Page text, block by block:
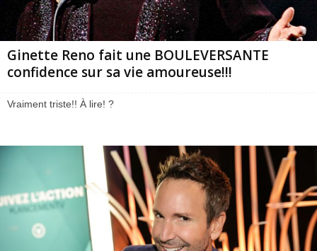
Ginette Reno fait une BOULEVERSANTE
confidence sur sa vie amoureuse!!!
Vraiment triste!! À lire! ?